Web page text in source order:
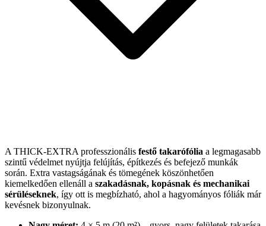
A THICK-EXTRA professzionális festő takarófólia a legmagasabb
szintű védelmet nyújtja felújítás, építkezés és befejező munkák
során. Extra vastagságának és tömegének köszönhetően
kiemelkedően ellenáll a szakadásnak, kopásnak és mechanikai
sérüléseknek, így ott is megbízható, ahol a hagyományos fóliák már
kevésnek bizonyulnak.